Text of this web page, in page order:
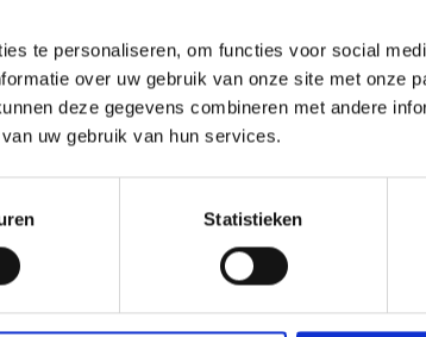
te personaliseren, om functies voor social
over uw gebruik van onze site met onze
deze gegevens combineren met andere
uw gebruik van hun services.
Statistieken
Voir toutes les options
à connaître nos soldes et
en vous inscrivant à notre
newsletter gratuite !
Oui, inscrivez-moi !